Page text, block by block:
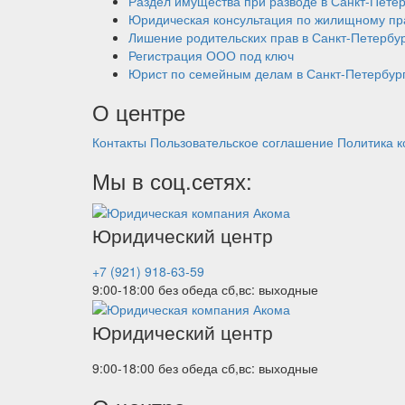
Юридическая консультация по жилищному
Лишение родительских прав в Санкт-
Регистрация ООО под ключ
Юрист по семейным делам в Санкт-
О центре
Контакты Пользовательское соглашение Политика
Мы в соц.сетях:
Юридический центр
+7 (921) 918-63-59
9:00-18:00 без обеда сб,вс: выходные
Юридический центр
9:00-18:00 без обеда сб,вс: выходные